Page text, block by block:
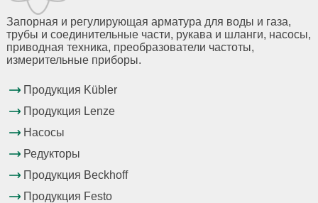
Запорная и регулирующая арматура для воды и газа,
трубы и соединительные части, рукава и шланги, насосы,
приводная техника, преобразователи частоты,
измерительные приборы.
Продукция Kübler
Продукция Lenze
Насосы
Редукторы
Продукция Beckhoff
Продукция Festo